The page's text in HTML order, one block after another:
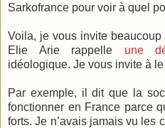
Sarkofrance pour voir à quel
Voila, je vous invite beaucoup
Elie Arie rappelle une
idéologique. Je vous invite à
Par exemple, il dit que la
fonctionner en France parce
forts. Je n’avais jamais vu les